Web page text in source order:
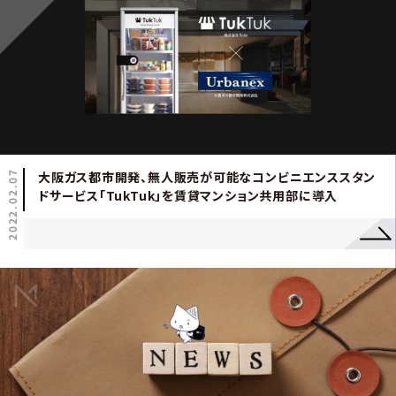
2022.02.07
大阪ガス都市開発、無人販売が可能なコンビニエンススタン
ドサービス「TukTuk」を賃貸マンション共用部に導入